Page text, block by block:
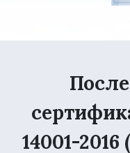
14001-2016